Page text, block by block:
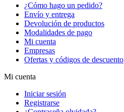
¿Cómo hago un pedido?
Envío y entrega
Devolución de productos
Modalidades de pago
Mi cuenta
Empresas
Ofertas y códigos de descuento
Mi cuenta
Iniciar sesión
Registrarse